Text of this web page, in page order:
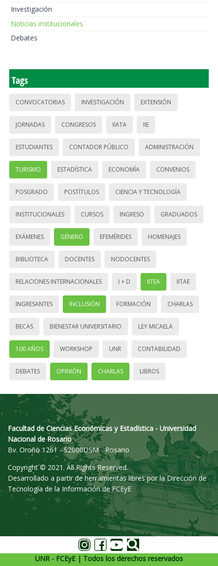
Investigación
Noticias institucionales
Debates
Tags
CONVOCATORIAS INVESTIGACIÓN EXTENSIÓN
JORNADAS CONGRESOS IIATA IIE
ESTUDIANTES CONTADOR PÚBLICO ADMINISTRACIÓN
TURISMO ESTADÍSTICA ECONOMÍA CONVENIOS
POSGRADO POSTÍTULOS CIENCIA Y TECNOLOGÍA
INSTITUCIONALES CURSOS INGRESO GRADUADOS
EXÁMENES GÉNERO EFEMÉRIDES HOMENAJES
BIBLIOTECA DOCENTES NODOCENTES
RELACIONES INTERNACIONALES I + D IITEA IITAE
INGRESANTES INCLUSIÓN FORMACIÓN CHARLAS
BECAS BIENESTAR UNIVERSITARIO LEY MICAELA
100 AÑOS WORKSHOP UNR CONTABILIDAD
DEBATES OPINIÓN CHARLAS LIBROS
Facultad de Ciencias Económicas y Estadística - Universidad
Nacional de Rosario
Bv. Oroño 1261 - S2000DSM - Rosario
Copyright © 2021. All Rights Reserved.
Desarrollado a partir de herramientas libres por la Dirección de
Tecnología de la Información de FCEyE
UNR - FCEyE | Todos los derechos reservados